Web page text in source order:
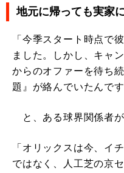
地元に帰っても実家
「今季スタート時点で
ました。しかし、キャ
からのオファーを待ち
題』が絡んでいたんです
と、ある球界関係者が
「オリックスは今、イ
ではなく、人工芝の京